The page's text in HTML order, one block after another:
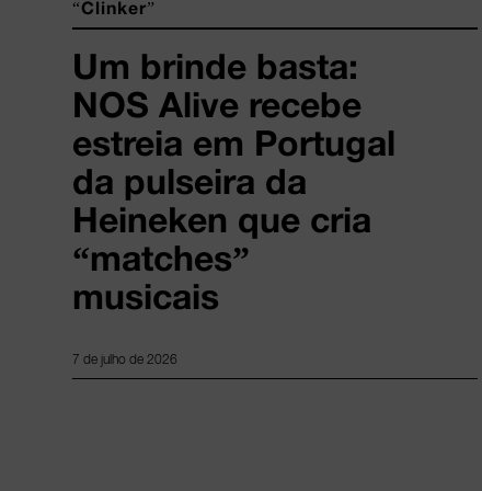
“Clinker”
Um brinde basta:
NOS Alive recebe
estreia em Portugal
da pulseira da
Heineken que cria
“matches”
musicais
7 de julho de 2026